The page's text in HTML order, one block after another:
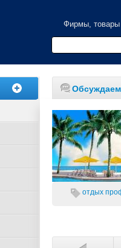
Фирмы, товары
Обсуждаем
отдых